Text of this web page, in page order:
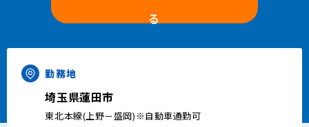
サービスの流れ
医師の求人・転職Q&A
る
勤務地
埼玉県蓮田市
東北本線(上野－盛岡)※自動車通勤可